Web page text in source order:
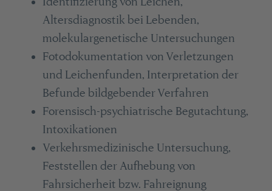
Altersdiagnostik bei Lebenden,
molekulargenetische Untersuchungen
Fotodokumentation von Verletzungen
und Leichenfunden, Interpretation der
Befunde bildgebender Verfahren
Forensisch-psychiatrische Begutachtung,
Intoxikationen
Verkehrsmedizinische Untersuchung,
Feststellen der Aufhebung von
Fahrsicherheit bzw. Fahreignung